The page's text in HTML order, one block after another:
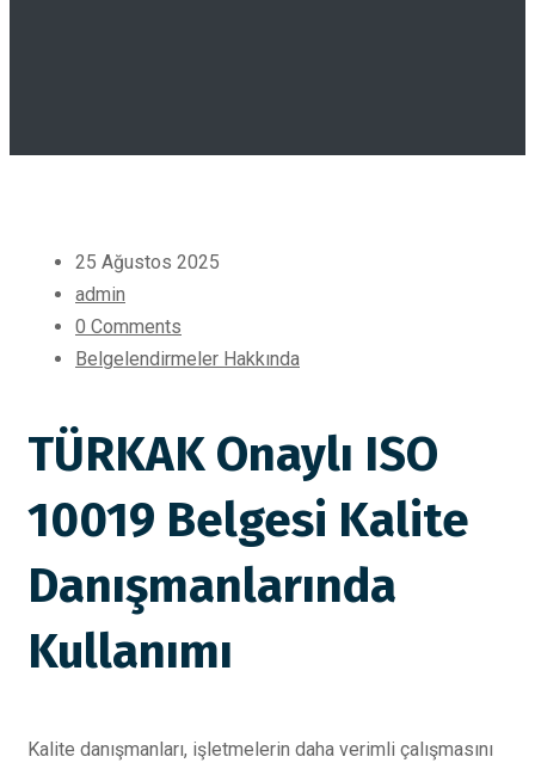
25 Ağustos 2025
admin
0 Comments
Belgelendirmeler Hakkında
TÜRKAK Onaylı ISO
10019 Belgesi Kalite
Danışmanlarında
Kullanımı
Kalite danışmanları, işletmelerin daha verimli çalışmasını